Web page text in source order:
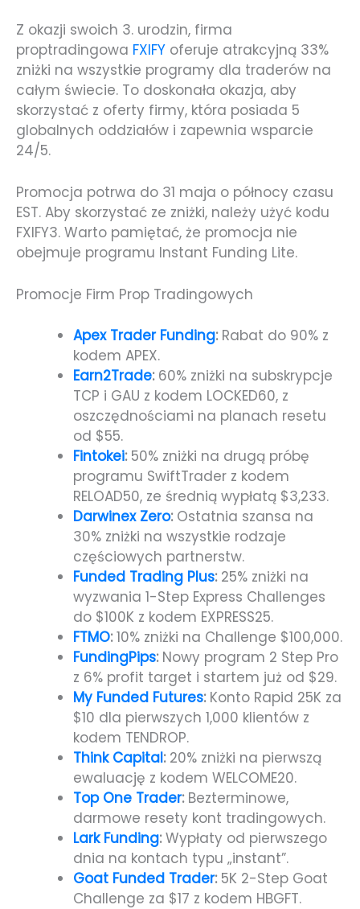
Z okazji swoich 3. urodzin, firma
proptradingowa FXIFY oferuje atrakcyjną 33%
zniżki na wszystkie programy dla traderów na
całym świecie. To doskonała okazja, aby
skorzystać z oferty firmy, która posiada 5
globalnych oddziałów i zapewnia wsparcie
24/5.
Promocja potrwa do 31 maja o północy czasu
EST. Aby skorzystać ze zniżki, należy użyć kodu
FXIFY3. Warto pamiętać, że promocja nie
obejmuje programu Instant Funding Lite.
Promocje Firm Prop Tradingowych
Apex Trader Funding:Rabat do 90% z
kodem APEX.
Earn2Trade:60% zniżki na subskrypcje
TCP i GAU z kodem LOCKED60, z
oszczędnościami na planach resetu
od $55.
Fintokei:50% zniżki na drugą próbę
programu SwiftTrader z kodem
RELOAD50, ze średnią wypłatą $3,233.
Darwinex Zero:Ostatnia szansa na
30% zniżki na wszystkie rodzaje
częściowych partnerstw.
Funded Trading Plus:25% zniżki na
wyzwania 1-Step Express Challenges
do $100K z kodem EXPRESS25.
FTMO:10% zniżki na Challenge $100,000.
FundingPips:Nowy program 2 Step Pro
z 6% profit target i startem już od $29.
My Funded Futures:Konto Rapid 25K za
$10 dla pierwszych 1,000 klientów z
kodem TENDROP.
Think Capital:20% zniżki na pierwszą
ewaluację z kodem WELCOME20.
Top One Trader:Bezterminowe,
darmowe resety kont tradingowych.
Lark Funding:Wypłaty od pierwszego
dnia na kontach typu „instant”.
Goat Funded Trader:5K 2-Step Goat
Challenge za $17 z kodem HBGFT.